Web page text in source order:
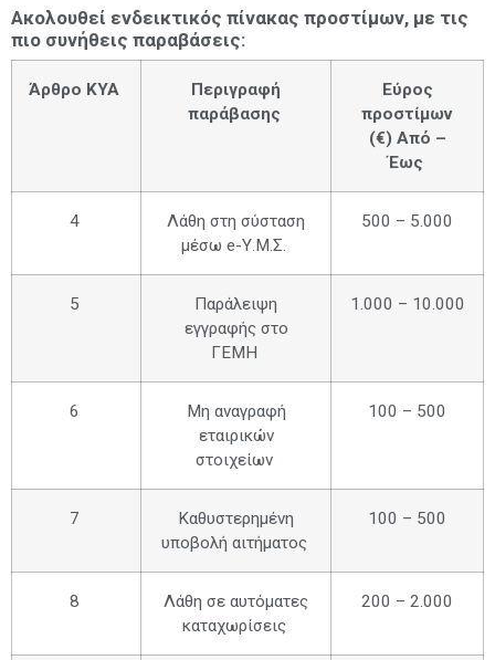
Ακολουθεί ενδεικτικός πίνακας προστίμων, με τις
πιο συνήθεις παραβάσεις:
Άρθρο ΚΥΑ
Περιγραφή
παράβασης
Εύρος
προστίμων
(€) Από –
Έως
4
Λάθη στη σύσταση
μέσω e-Υ.Μ.Σ.
500 – 5.000
5
Παράλειψη
εγγραφής στο
ΓΕΜΗ
1.000 – 10.000
6
Μη αναγραφή
εταιρικών
στοιχείων
100 – 500
7
Καθυστερημένη
υποβολή αιτήματος
100 – 500
8
Λάθη σε αυτόματες
καταχωρίσεις
200 – 2.000